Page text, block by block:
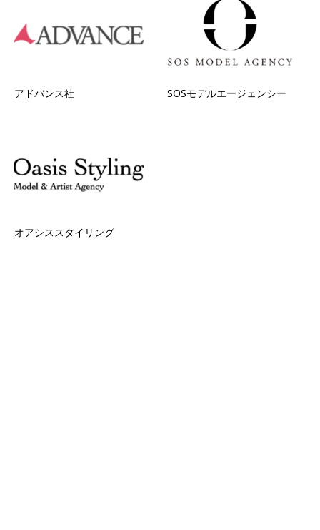
アドバンス社 SOSモデルエージェンシー
オアシススタイリング